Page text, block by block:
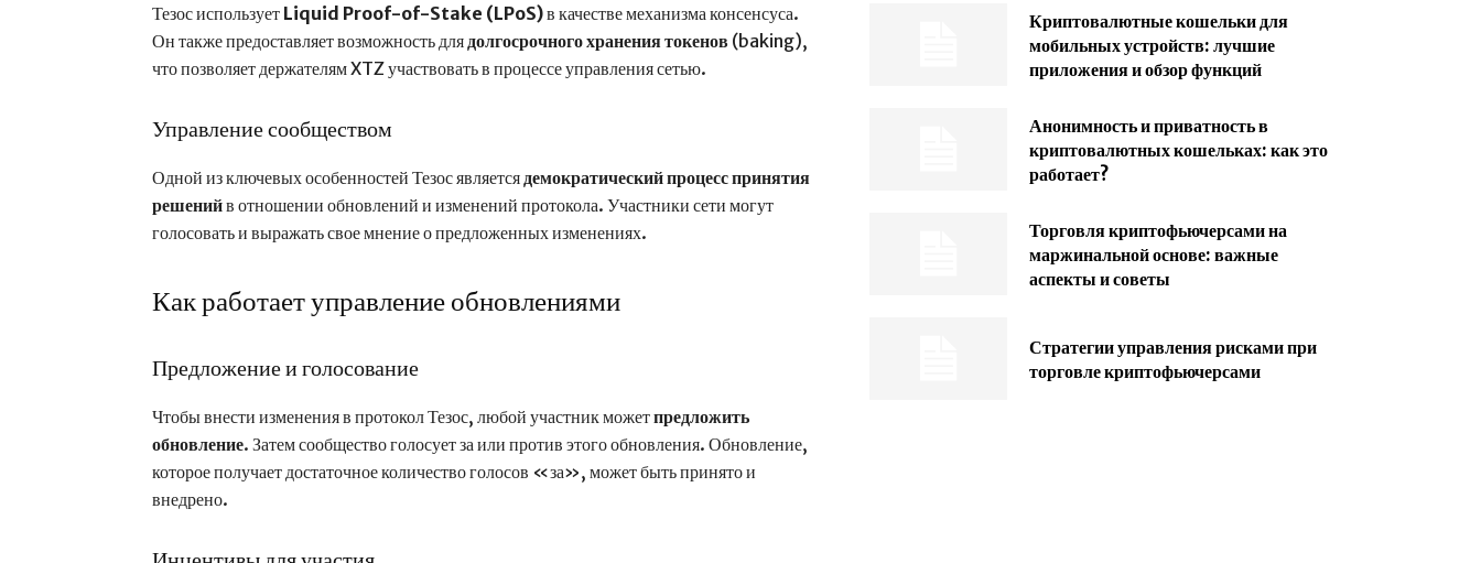
Тезос использует Liquid Proof-of-Stake (LPoS)в качестве механизма консенсуса.
Он также предоставляет возможность для долгосрочного хранения токенов (baking),
что позволяет держателям XTZ участвовать в процессе управления сетью.
Управление сообществом
Одной из ключевых особенностей Тезос является демократический процесс принятия
решенийв отношении обновлений и изменений протокола. Участники сети могут
голосовать и выражать свое мнение о предложенных изменениях.
Как работает управление обновлениями
Предложение и голосование
Чтобы внести изменения в протокол Тезос, любой участник можетпредложить
обновление. Затем сообщество голосует за или против этого обновления. Обновление,
которое получает достаточное количество голосов «за», может быть принято и
внедрено.
Криптовалютные кошельки для
мобильных устройств: лучшие
приложения и обзор функций
Анонимность и приватность в
криптовалютных кошельках: как это
работает?
Торговля криптофьючерсами на
маржинальной основе: важные
аспекты и советы
Стратегии управления рисками при
торговле криптофьючерсами